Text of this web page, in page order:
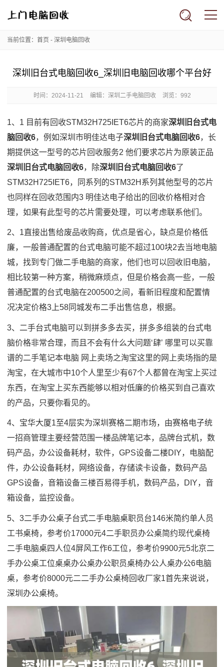
当前位置： 首页 - 深圳电脑回收
深圳旧台式电脑回收6_深圳旧电脑回收哪个平台好
时间： 2024-11-21 编辑：深圳二手电脑回收 浏览：992
1、1 目前有回收STM32H725IET6芯片的商家深圳旧台式电
脑回收6，例如深圳市明佳达电子深圳旧台式电脑回收6，长
期提供这一型号的芯片回收服务2 他们要求芯片为原装正品
深圳旧台式电脑回收6，除深圳旧台式电脑回收6了
STM32H725IET6，同系列的STM32H系列其他型号的芯片
也同样在回收范围内3 明佳达电子给出的回收价格相对合
理，如果有此型号的芯片需要处理，可以考虑联系他们。
2、1直接出售给废品收购商，优点是省心，缺点是价格低
廉，一般普通配置的台式电脑可能不超过100块2去当地电脑
城，找到专门做二手电脑的商家，他们也可以回收旧电脑，
相比较第一种方案，稍微麻烦点，但是价格会高一些，一般
普通配置的台式电脑在200500之间，看新旧程度和配置情
况决定价格3上58同城发布二手出售信息，根据。
3、二手台式电脑可以到拼多多去买，拼多多组装的台式电
脑价格非常合理，而且不会有什么大问题‘肆’ 哪里可以买靠
谱的二手笔记本电脑 网上卖场之淘宝这里的网上卖场指的是
淘宝，在大城市中10个人里至少有67个人都曾在淘宝上买过
东西，在淘宝上买东西能够以相对低廉的价格买到自己喜欢
的产品，只要你看见的。
4、宝华大厦1至4层实为深圳赛格二期市场，由赛格电子统
一招商管理主要经营范围一楼品牌笔记本，品牌台式机，数
码产品，办公设备耗材，软件，GPS设备二楼DIY，电脑配
件，办公设备耗材，网络设备，存储读卡设备，数码产品
GPS设备，音箱设备三楼百易得手机，数码产品，DIY，音
箱设备，监控设备。
5、3二手办公桌子台式二手电脑桌职员台146米简约单人员
工书桌椅，参考价17000元4二手职员办公桌简约现代桌椅
二手电脑桌四人位4屏风工作6工位，参考价9900元5北京二
手办公桌工位桌桌办公桌办公职员桌椅办公人桌办公6电脑
桌，参考价8000元二二手办公桌椅回收厂家1首先来说说，
深圳办公桌椅。